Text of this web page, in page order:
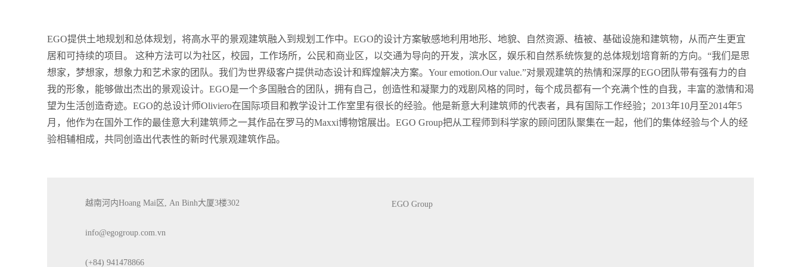
EGO提供土地规划和总体规划，将高水平的景观建筑融入到规划工作中。EGO的设计方案敏感地利用地形、地貌、自然资源、植被、基础设施和建筑物，从而产生更宜
居和可持续的项目。 这种方法可以为社区，校园，工作场所，公民和商业区，以交通为导向的开发，滨水区，娱乐和自然系统恢复的总体规划培育新的方向。“我们是思
想家，梦想家，想象力和艺术家的团队。我们为世界级客户提供动态设计和辉煌解决方案。Your emotion.Our value.”对景观建筑的热情和深厚的EGO团队带有强有力的自
我的形象，能够做出杰出的景观设计。EGO是一个多国融合的团队，拥有自己，创造性和凝聚力的戏剧风格的同时，每个成员都有一个充满个性的自我，丰富的激情和渴
望为生活创造奇迹。EGO的总设计师Oliviero在国际项目和教学设计工作室里有很长的经验。他是新意大利建筑师的代表者，具有国际工作经验；2013年10月至2014年5
月，他作为在国外工作的最佳意大利建筑师之一其作品在罗马的Maxxi博物馆展出。EGO Group把从工程师到科学家的顾问团队聚集在一起，他们的集体经验与个人的经
验相辅相成，共同创造出代表性的新时代景观建筑作品。
越南河内Hoang Mai区, An Binh大厦3楼302
info@egogroup.com.vn
(+84) 941478866
EGO Group